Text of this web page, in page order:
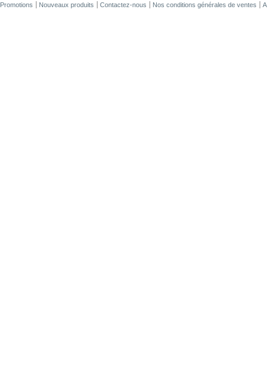
Promotions Nouveaux produits Contactez-nous Nos conditions générales de ventes A